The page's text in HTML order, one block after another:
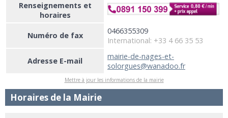
Renseignements et
horaires
Numéro de fax
0466355309
International: +33 4 66 35 53
Adresse E-mail
mairie-de-nages-et-
solorgues@wanadoo.fr
Mettre à jour les informations de la mairie
Horaires de la Mairie